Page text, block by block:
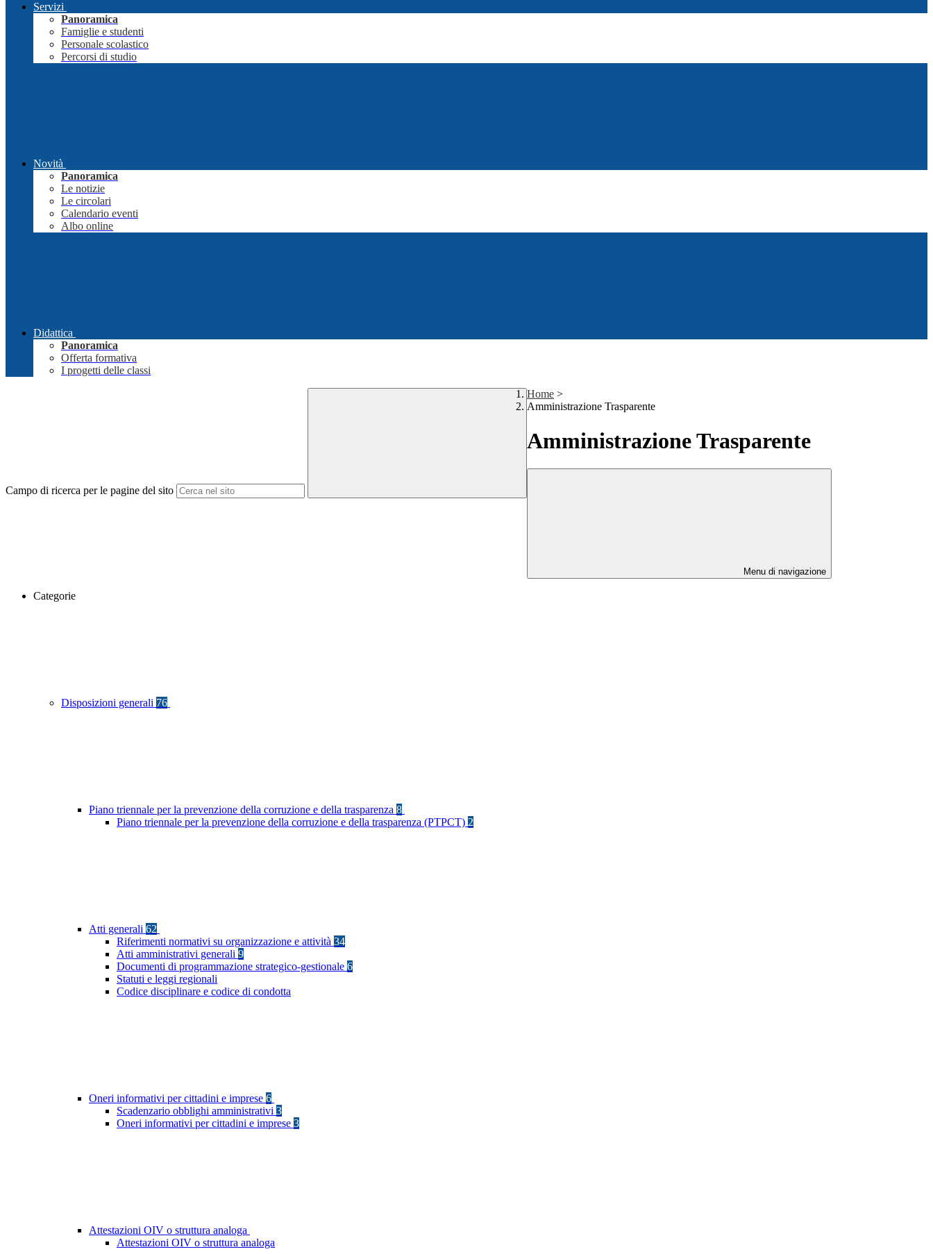
Servizi
Panoramica
Famiglie e studenti
Personale scolastico
Percorsi di studio
Novità
Panoramica
Le notizie
Le circolari
Calendario eventi
Albo online
Didattica
Panoramica
Offerta formativa
I progetti delle classi
Campo di ricerca per le pagine del sito
Home >
Amministrazione Trasparente
Amministrazione Trasparente
Menu di navigazione
Categorie
Disposizioni generali 76
Piano triennale per la prevenzione della corruzione e della trasparenza 8
Piano triennale per la prevenzione della corruzione e della trasparenza (PTPCT) 2
Atti generali 62
Riferimenti normativi su organizzazione e attività 34
Atti amministrativi generali 9
Documenti di programmazione strategico-gestionale 6
Statuti e leggi regionali
Codice disciplinare e codice di condotta
Oneri informativi per cittadini e imprese 6
Scadenzario obblighi amministrativi 3
Oneri informativi per cittadini e imprese 3
Attestazioni OIV o struttura analoga
Attestazioni OIV o struttura analoga